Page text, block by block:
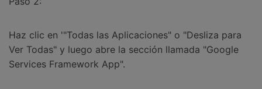
Haz clic en '"Todas las Aplicaciones" o "Desliza para
Ver Todas" y luego abre la sección llamada "Google
Services Framework App".